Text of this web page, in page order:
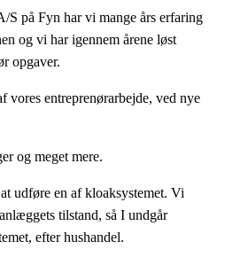
S på Fyn har vi mange års erfaring
og vi har igennem årene løst
opgaver.
vores entreprenørarbejde, ved nye
og meget mere.
udføre en af kloaksystemet. Vi
tilstand, så I undgår
efter hushandel.